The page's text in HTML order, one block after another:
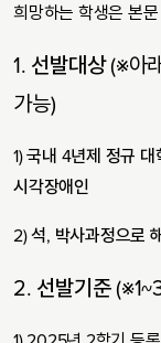
희망하는 학생은 본
1. 선발대상(※아
가능)
1)국내 4년제 정규 대
시각장애인
2)석, 박사과정으로
2. 선발기준